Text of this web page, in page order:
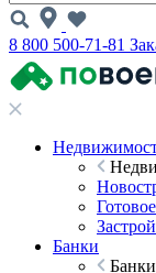
8 800 500-71-81
Банки
Банки